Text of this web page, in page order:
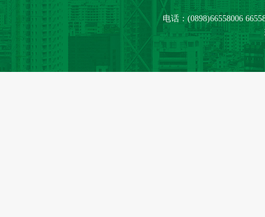
电话：(0898)66558006